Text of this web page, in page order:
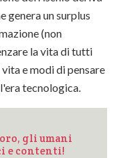
genera un surplus
(non
la vita di tutti
e modi di pensare
tecnologica.
gli umani
e contenti!